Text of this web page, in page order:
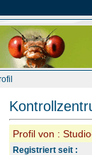
Profil von :
Registriert seit :